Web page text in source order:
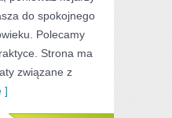
do spokojnego
Polecamy
Strona ma
związane z
]